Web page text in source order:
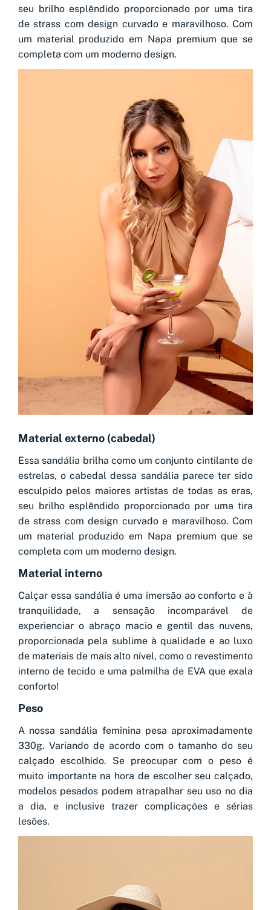
seu brilho esplêndido proporcionado por uma tira
de strass com design curvado e maravilhoso. Com
um material produzido em Napa premium que se
completa com um moderno design.
Material externo (cabedal)
Essa sandália brilha como um conjunto cintilante de
estrelas, o cabedal dessa sandália parece ter sido
esculpido pelos maiores artistas de todas as eras,
seu brilho esplêndido proporcionado por uma tira
de strass com design curvado e maravilhoso. Com
um material produzido em Napa premium que se
completa com um moderno design.
Material interno
Calçar essa sandália é uma imersão ao conforto e à
tranquilidade, a sensação incomparável de
experienciar o abraço macio e gentil das nuvens,
proporcionada pela sublime à qualidade e ao luxo
de materiais de mais alto nível, como o revestimento
interno de tecido e uma palmilha de EVA que exala
conforto!
Peso
A nossa sandália feminina pesa aproximadamente
330g. Variando de acordo com o tamanho do seu
calçado escolhido. Se preocupar com o peso é
muito importante na hora de escolher seu calçado,
modelos pesados podem atrapalhar seu uso no dia
a dia, e inclusive trazer complicações e sérias
lesões.